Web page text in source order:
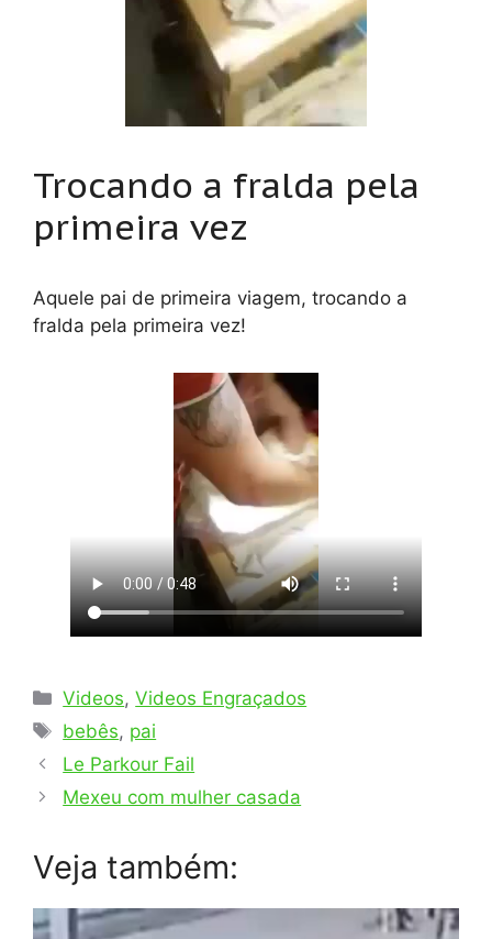
Trocando a fralda pela
primeira vez
Aquele pai de primeira viagem, trocando a
fralda pela primeira vez!
Categorias
Videos,Videos Engraçados
Tags
bebês, pai
Le Parkour Fail
Mexeu com mulher casada
Veja também: